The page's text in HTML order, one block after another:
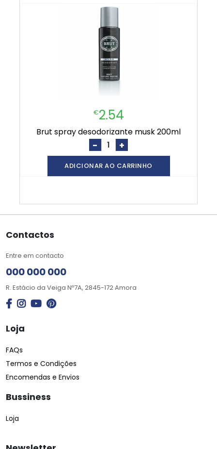
€2.54
brut spray desodorizante musk 200ml
- +
ADICIONAR AO CARRINHO
Contactos
Entre em contacto
000 000 000
R. Estácio da Veiga Nº7A, 2845-172 Amora
Loja
FAQs
Termos e Condições
Encomendas e Envios
Bussiness
Loja